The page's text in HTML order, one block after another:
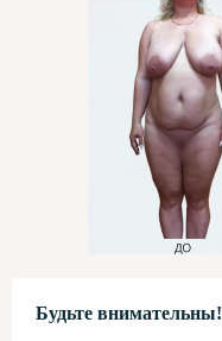
Будьте внимательны!